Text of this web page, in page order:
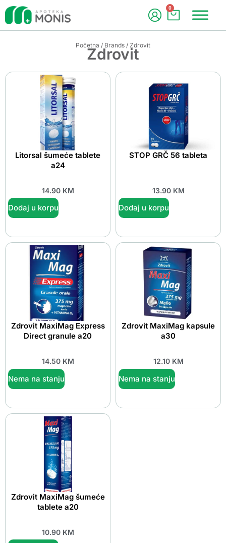
0
Početna / Brands / Zdrovit
Zdrovit
Litorsal šumeće tablete
a24
14.90 KM
Dodaj u korpu
STOP GRČ 56 tableta
13.90 KM
Dodaj u korpu
Zdrovit MaxiMag Express
Direct granule a20
14.50 KM
Nema na stanju
Zdrovit MaxiMag kapsule
a30
12.10 KM
Nema na stanju
Zdrovit MaxiMag šumeće
tablete a20
10.90 KM